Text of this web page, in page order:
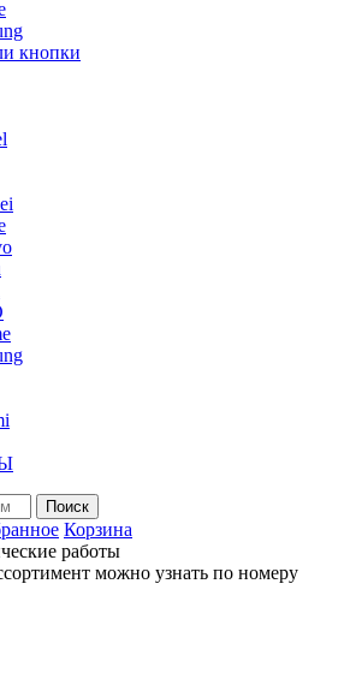
кнопки
Поиск
Корзина
работы
можно узнать по номеру